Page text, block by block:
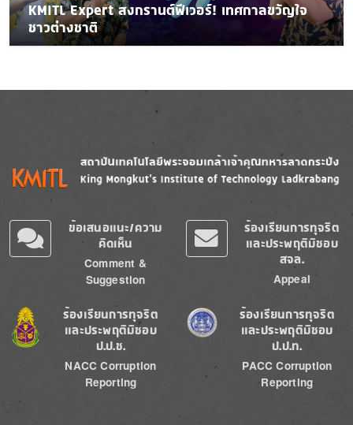
KMITL Expert สงกรานต์ฟีเวอร์! เทศกาลขวัญใจ
ชาวต่างชาติ
Image
ข้อเสนอแนะ/ความ
คิดเห็น
Comment &
Suggestion
ร้องเรียนการทุจริต
และประพฤติมิชอบ
สจล.
Appeal
Image
ร้องเรียนการทุจริต
และประพฤติมิชอบ
ป.ป.ช.
NACC Corruption
Reporting
Image
ร้องเรียนการทุจริต
และประพฤติมิชอบ
ป.ป.ท.
PACC Corruption
Reporting